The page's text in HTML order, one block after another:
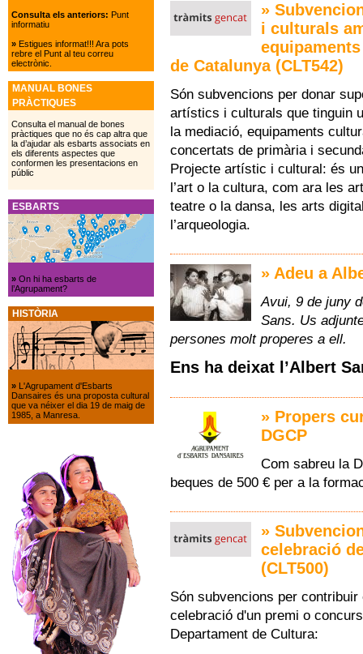
»
i culturals
de Catalunya (CLT542)
Són subvencions per donar
artístics i culturals que tinguin
la mediació, equipaments
concertats de primària i
Projecte artístic i cultural: és
l’art o la cultura, com ara les
teatre o la dansa, les arts
l’arqueologia.
» Adeu a
Avui, 9 de juny
Sans. Us
persones molt properes a ell.
Ens ha deixat l’Albert
» Propers
DGCP
Com sabreu la
beques de 500 € per a la
»
celebració
(CLT500)
Són subvencions per
celebració d'un premi o
Departament de Cultura:
Consulta els anteriors: Punt
informatiu
»Estigues informat!!! Ara pots
rebre el Punt al teu correu
electrònic.
MANUAL BONES
PRÀCTIQUES
Consulta el manual de bones
pràctiques que no és cap altra que
la d’ajudar als esbarts associats en
els diferents aspectes que
conformen les presentacions en
públic
ESBARTS
»On hi ha esbarts de
l’Agrupament?
HISTÒRIA
»
L'Agrupament d'Esbarts
Dansaires és una proposta cultural
que va néixer el dia 19 de maig de
1985, a Manresa.